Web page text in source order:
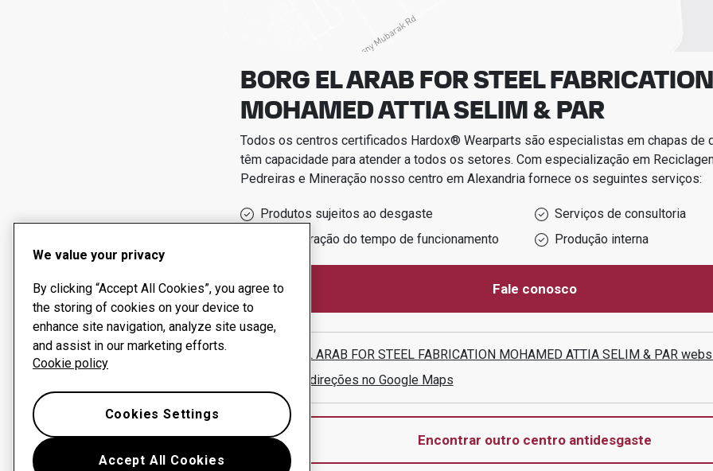
BORG EL ARAB FOR STEEL FABRICATION
MOHAMED ATTIA SELIM & PAR
Todos os centros certificados Hardox® Wearparts são especialistas em chapas de
têm capacidade para atender a todos os setores. Com especialização em
Pedreiras e Mineração nosso centro em Alexandriafornece os seguintes serviços:
Produtos sujeitos ao desgaste
Serviços de consultoria
Administração do tempo de funcionamento
Produção interna
Fale conosco
BORG EL ARAB FOR STEEL FABRICATION MOHAMED ATTIA SELIM & PAR
Mostrar direções no Google Maps
Encontrar outro centro antidesgaste
We value your privacy
By clicking “Accept All Cookies”, you agree to
the storing of cookies on your device to
enhance site navigation, analyze site usage,
and assist in our marketing efforts.
Cookie policy
Accept All Cookies
Cookies Settings